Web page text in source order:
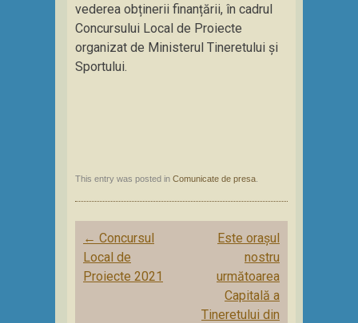
vederea obținerii finanțării, în cadrul
Concursului Local de Proiecte
organizat de Ministerul Tineretului și
Sportului.
This entry was posted in Comunicate de presa
Post
navigation
← Concursul
Local de
Proiecte 2021
Este orașul
nostru
următoarea
Capitală a
Tineretului din